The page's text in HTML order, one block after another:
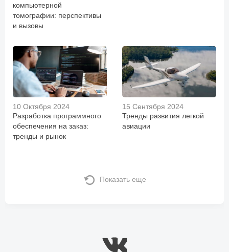
компьютерной
томографии: перспективы
и вызовы
10 Октября 2024
Разработка программного
обеспечения на заказ:
тренды и рынок
15 Сентября 2024
Тренды развития легкой
авиации
Показать еще